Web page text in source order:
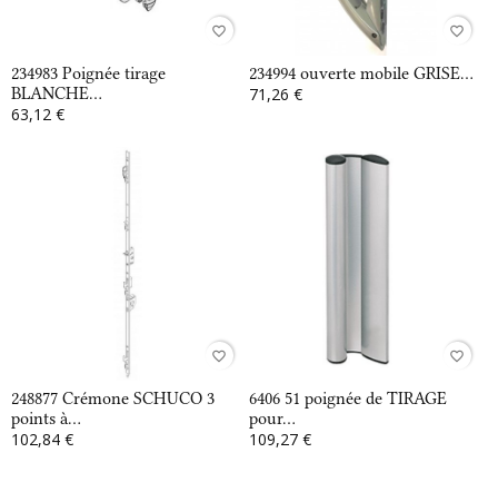
favorite_border
234983 Poignée tirage
BLANCHE...
63,12 €
favorite_border
234994 ouverte mobile GRISE...
71,26 €
favorite_border
248877 Crémone SCHUCO 3
points à...
102,84 €
favorite_border
6406 51 poignée de TIRAGE
pour...
109,27 €